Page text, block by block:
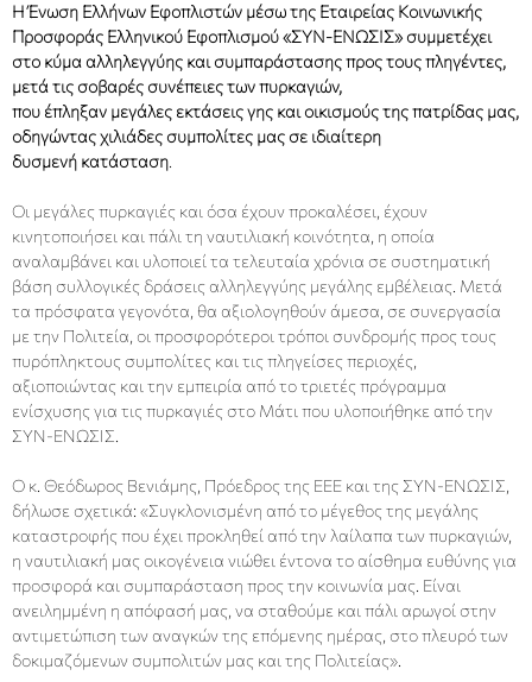
H Ένωση Ελλήνων Εφοπλιστών μέσω της Εταιρείας Κοινωνικής
Προσφοράς Ελληνικού Εφοπλισμού «ΣΥΝ-ΕΝΩΣΙΣ» συμμετέχει
στο κύμα αλληλεγγύης και συμπαράστασης προς τους πληγέντες,
μετά τις σοβαρές συνέπειες των πυρκαγιών,
που έπληξαν μεγάλες εκτάσεις γης και οικισμούς της πατρίδας μας,
οδηγώντας χιλιάδες συμπολίτες μας σε ιδιαίτερη
δυσμενή κατάσταση
Οι μεγάλες πυρκαγιές και όσα έχουν προκαλέσει, έχουν
κινητοποιήσει και πάλι τη ναυτιλιακή κοινότητα, η οποία
αναλαμβάνει και υλοποιεί τα τελευταία χρόνια σε συστηματική
βάση συλλογικές δράσεις αλληλεγγύης μεγάλης εμβέλειας. Μετά
τα πρόσφατα γεγονότα, θα αξιολογηθούν άμεσα, σε συνεργασία
με την Πολιτεία, οι προσφορότεροι τρόποι συνδρομής προς τους
πυρόπληκτους συμπολίτες και τις πληγείσες περιοχές,
αξιοποιώντας και την εμπειρία από το τριετές πρόγραμμα
ενίσχυσης για τις πυρκαγιές στο Μάτι που υλοποιήθηκε από την
ΣΥΝ-ΕΝΩΣΙΣ.
Ο κ. Θεόδωρος Βενιάμης, Πρόεδρος της ΕΕΕ και της ΣΥΝ-ΕΝΩΣΙΣ,
δήλωσε σχετικά: «Συγκλονισμένη από το μέγεθος της μεγάλης
καταστροφής που έχει προκληθεί από την λαίλαπα των πυρκαγιών,
η ναυτιλιακή μας οικογένεια νιώθει έντονα το αίσθημα ευθύνης για
προσφορά και συμπαράσταση προς την κοινωνία μας. Είναι
ανειλημμένη η απόφασή μας, να σταθούμε και πάλι αρωγοί στην
αντιμετώπιση των αναγκών της επόμενης ημέρας, στο πλευρό των
δοκιμαζόμενων συμπολιτών μας και της Πολιτείας».